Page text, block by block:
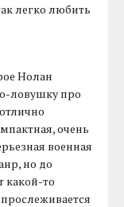
легко любить
Нолан
ловушку про
очень
военная
но до
какой-то